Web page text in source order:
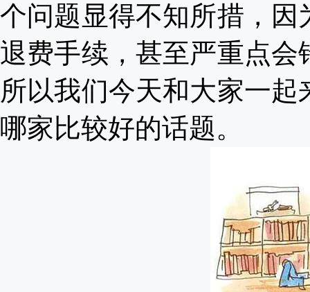
个问题显得不知所措，
退费手续，甚至严重点
所以我们今天和大家一起
哪家比较好的话题。